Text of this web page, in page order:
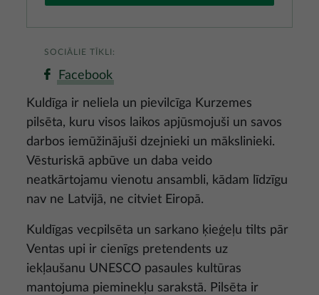
Kuldīga ir neliela un pievilcīga Kurzemes
pilsēta, kuru visos laikos apjūsmojuši un savos
darbos iemūžinājuši dzejnieki un mākslinieki.
Vēsturiskā apbūve un daba veido
neatkārtojamu vienotu ansambli, kādam līdzīgu
nav ne Latvijā, ne citviet Eiropā.
Kuldīgas vecpilsēta un sarkano ķieģeļu tilts pār
Ventas upi ir cienīgs pretendents uz
iekļaušanu UNESCO pasaules kultūras
mantojuma pieminekļu sarakstā. Pilsēta ir
SOCIĀLIE TĪKLI:
Facebook